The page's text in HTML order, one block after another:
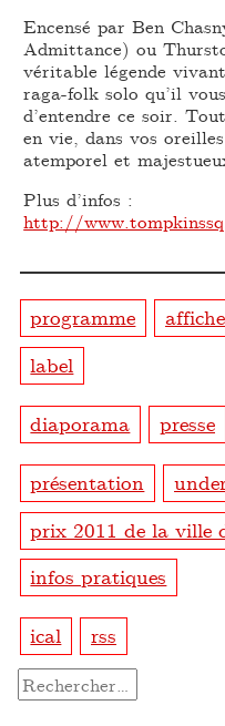
Encensé par Ben
Admittance) ou
véritable légende
raga-folk solo qu’il
d’entendre ce soir.
en vie, dans vos
atemporel et
Plus d’infos :
http://
programme
label
diaporama presse
présentation
prix 2011 de la ville
infos pratiques
ical rss
Rechercher :